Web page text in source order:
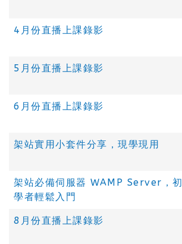
4月份直播上課錄影
5月份直播上課錄影
6月份直播上課錄影
架站實用小套件分享，現學現用
架站必備伺服器 WAMP Server，初
學者輕鬆入門
8月份直播上課錄影